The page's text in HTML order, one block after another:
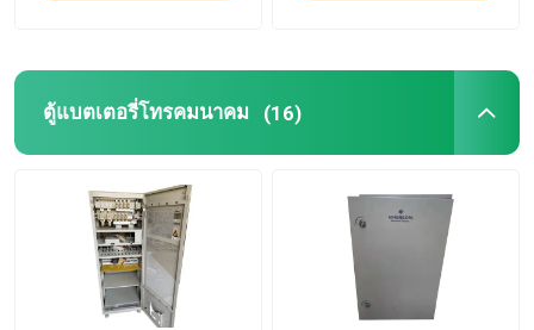
ตู้แบตเตอรี่โทรคมนาคม (16)